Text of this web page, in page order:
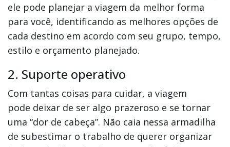
ele pode planejar a viagem da melhor forma
para você, identificando as melhores opções de
cada destino em acordo com seu grupo, tempo,
estilo e orçamento planejado.
2. Suporte operativo
Com tantas coisas para cuidar, a viagem
pode deixar de ser algo prazeroso e se tornar
uma “dor de cabeça”. Não caia nessa armadilha
de subestimar o trabalho de querer organizar